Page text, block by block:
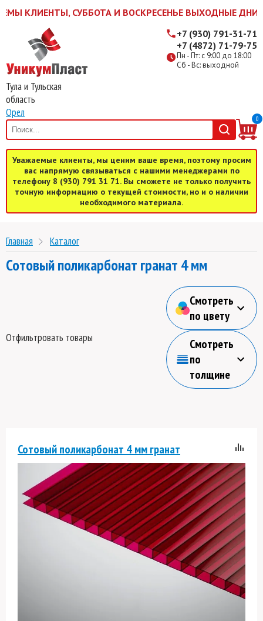
КЛИЕНТЫ, СУББОТА И ВОСКРЕСЕНЬЕ ВЫХОДНЫЕ ДНИ!
Тула и Тульская
область
Орел
Пн - Пт: с 9:00 до 18:00
Сб - Вс: выходной
+7 (930) 791-31-71
+7 (4872) 71-79-75
0
Уважаемые клиенты, мы ценим ваше время, поэтому просим
вас напрямую связываться с нашими менеджерами по
телефону 8 (930) 791 31 71. Вы сможете не только получить
точную информацию о текущей стоимости, но и о наличии
необходимого материала.
Главная Каталог
Сотовый поликарбонат гранат 4 мм
Отфильтровать товары
Смотреть
по цвету
Смотреть
по
толщине
Сотовый поликарбонат 4 мм гранат